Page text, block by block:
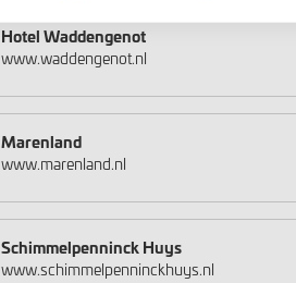
Hotel Waddengenot
www.waddengenot.nl
Marenland
www.marenland.nl
Schimmelpenninck Huys
www.schimmelpenninckhuys.nl